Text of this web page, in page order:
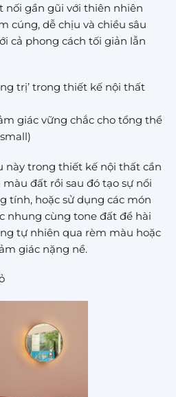
nối gần gũi với thiên nhiên
cúng, dễ chịu và chiều sâu
cả phong cách tối giản lẫn
trị’ trong thiết kế nội thất
giác vững chắc cho tổng thể
trong thiết kế nội thất cần
đất rồi sau đó tạo sự nổi
tính, hoặc sử dụng các món
nhung cùng tone đất để hài
tự nhiên qua rèm màu hoặc
giác nặng nề.